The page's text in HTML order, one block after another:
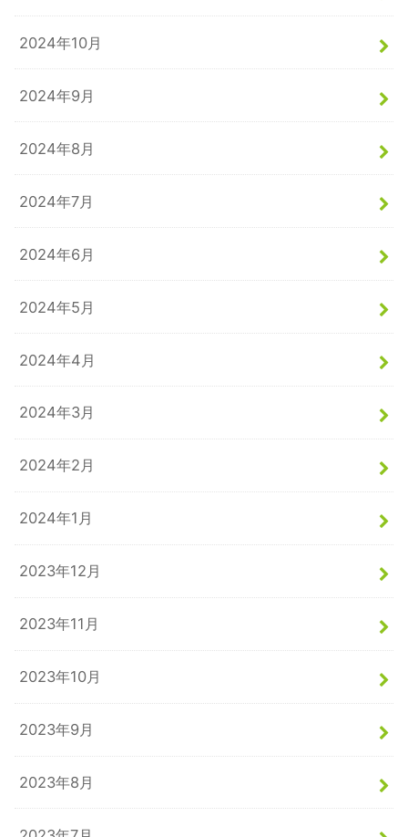
2024年10月
2024年9月
2024年8月
2024年7月
2024年6月
2024年5月
2024年4月
2024年3月
2024年2月
2024年1月
2023年12月
2023年11月
2023年10月
2023年9月
2023年8月